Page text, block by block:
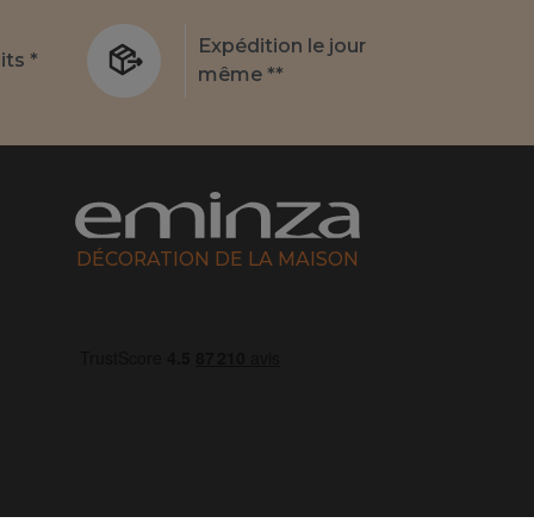
*
Expédition le jour
même **
DÉCORATION DE LA MAISON